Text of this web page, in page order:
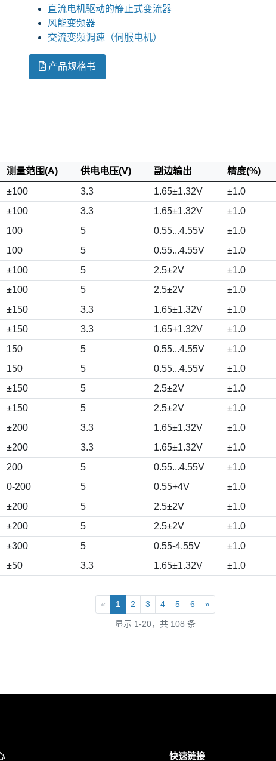
直流电机驱动的静止式变流器
风能变频器
交流变频调速（伺服电机）
产品规格书
测量范围(A) 供电电压(V) 副边输出 精度(%)
±100 3.3 1.65±1.32V ±1.0
±100 3.3 1.65±1.32V ±1.0
100 5 0.55...4.55V ±1.0
100 5 0.55...4.55V ±1.0
±100 5 2.5±2V ±1.0
±100 5 2.5±2V ±1.0
±150 3.3 1.65±1.32V ±1.0
±150 3.3 1.65+1.32V ±1.0
150 5 0.55...4.55V ±1.0
150 5 0.55...4.55V ±1.0
±150 5 2.5±2V ±1.0
±150 5 2.5±2V ±1.0
±200 3.3 1.65±1.32V ±1.0
±200 3.3 1.65±1.32V ±1.0
200 5 0.55...4.55V ±1.0
0-200 5 0.55+4V ±1.0
±200 5 2.5±2V ±1.0
±200 5 2.5±2V ±1.0
±300 5 0.55-4.55V ±1.0
±50 3.3 1.65±1.32V ±1.0
« 1 2 3 4 5 6 »
显示 1-20，共 108 条
快速链接